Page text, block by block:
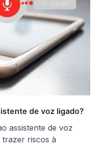
de voz ligado?
assistente de voz
trazer riscos à